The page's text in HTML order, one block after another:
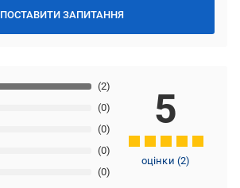
ПОСТАВИТИ ЗАПИТАННЯ
(0)
(0)
(0)
(0)
(2)
5
оцінки(2)